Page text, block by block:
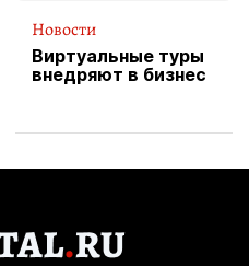
Новости
Виртуальные туры
внедряют в бизнес